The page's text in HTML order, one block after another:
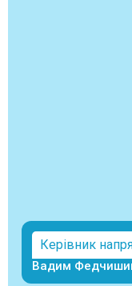
Керівник
Вадим